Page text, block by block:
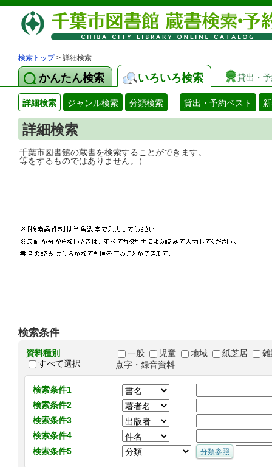
検索トップ> 詳細検索
かんたん検索 いろいろ検索 貸出・
詳細検索 ジャンル検索 分類検索 貸出・予約ベスト
詳細検索
千葉市図書館の蔵書を検索することがで
等をするものではありません。）
検索条件
資料種別
すべて選択
一般 児童 地域 紙芝居
点字・録音資料
検索条件1
検索条件2
検索条件3
検索条件4
検索条件5